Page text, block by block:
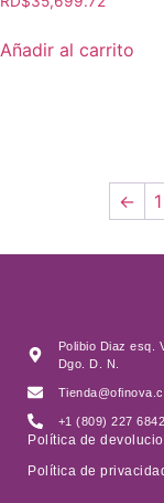
Añadir al carrito
← 1
Polibio Diaz esq.
Dgo. D. N.
+1 (809) 227 6842
Política de
Política de